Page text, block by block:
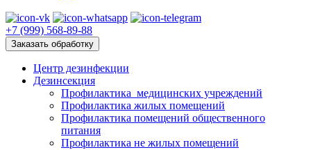
+7 (999) 568-89-88
Заказать обработку
Центр дезинфекции
Дезинсекция
Профилактика медицинских учреждений
Профилактика жилых помещений
Профилактика помещений общественного
питания
Профилактика не жилых помещений